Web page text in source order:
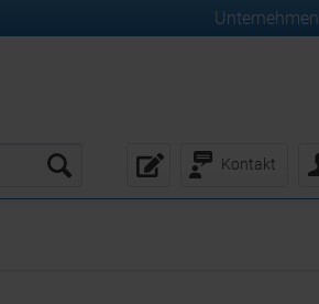
Unternehmen
Kontakt